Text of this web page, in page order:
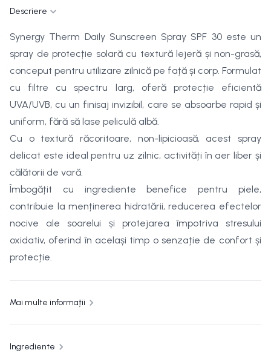
Descriere
Synergy Therm Daily Sunscreen Spray SPF 30 este un
spray de protecție solară cu textură lejeră și non-grasă,
conceput pentru utilizare zilnică pe față și corp. Formulat
cu filtre cu spectru larg, oferă protecție eficientă
UVA/UVB, cu un finisaj invizibil, care se absoarbe rapid și
uniform, fără să lase peliculă albă.
Cu o textură răcoritoare, non-lipicioasă, acest spray
delicat este ideal pentru uz zilnic, activități în aer liber și
călătorii de vară.
Îmbogățit cu ingrediente benefice pentru piele,
contribuie la menținerea hidratării, reducerea efectelor
nocive ale soarelui și protejarea împotriva stresului
oxidativ, oferind în același timp o senzație de confort și
protecție.
Mai multe informații
Ingrediente